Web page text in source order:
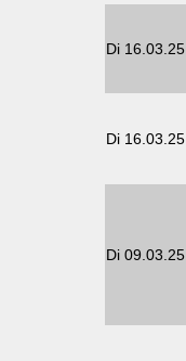
Di 16.03.25
Di 16.03.25
Di 09.03.25